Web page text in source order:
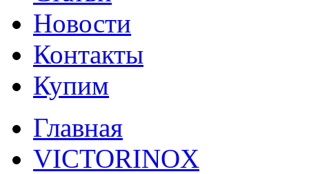
Новости
Контакты
Купим
Главная
VICTORINOX